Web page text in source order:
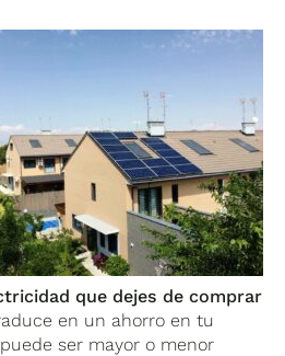
que dejes de comprar
en un ahorro en tu
ser mayor o menor